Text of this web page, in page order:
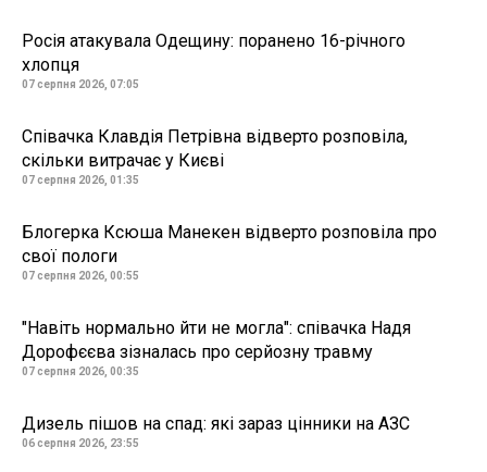
Росія атакувала Одещину: поранено 16-річного
хлопця
07 серпня 2026, 07:05
Співачка Клавдія Петрівна відверто розповіла,
скільки витрачає у Києві
07 серпня 2026, 01:35
Блогерка Ксюша Манекен відверто розповіла про
свої пологи
07 серпня 2026, 00:55
"Навіть нормально йти не могла": співачка Надя
Дорофєєва зізналась про серйозну травму
07 серпня 2026, 00:35
Дизель пішов на спад: які зараз цінники на АЗС
06 серпня 2026, 23:55